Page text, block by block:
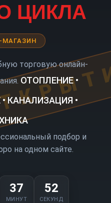
ЦИКЛА
МАГАЗИН
торговую онлайн-
ОТОПЛЕНИЕ •
КАНАЛИЗАЦИЯ •
подбор и
на одном сайте.
37
МИНУТ
52
СЕКУНД